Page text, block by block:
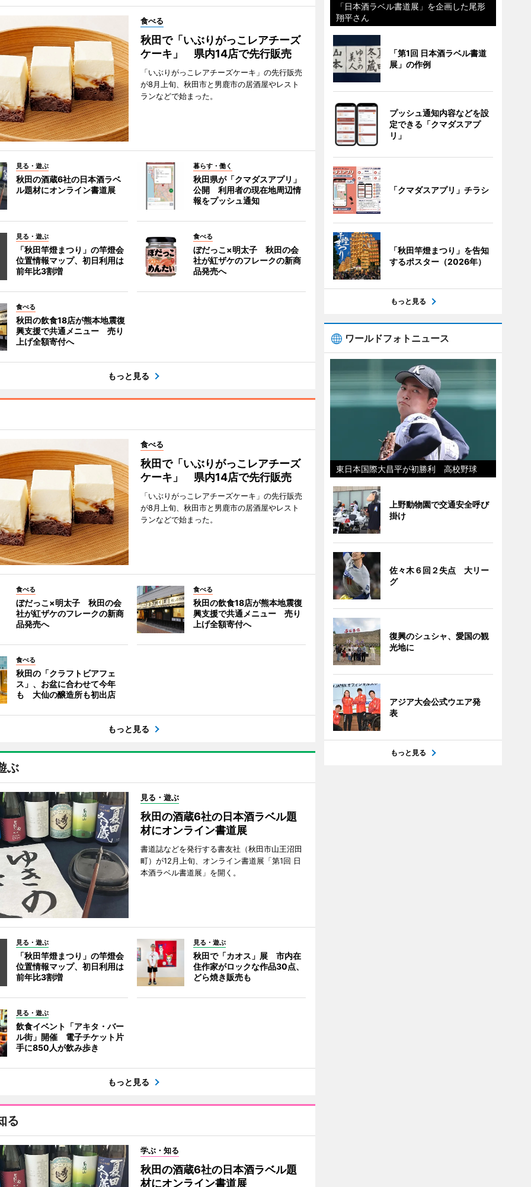
食べる
秋田で「いぶりがっこレアチーズ
ケーキ」 県内14店で先行販売
「いぶりがっこレアチーズケーキ」の先行販売
が8月上旬、秋田市と男鹿市の居酒屋やレスト
ランなどで始まった。
見る・遊ぶ
秋田の酒蔵6社の日本酒ラベ
ル題材にオンライン書道展
暮らす・働く
秋田県が「クマダスアプリ」
公開 利用者の現在地周辺情
報をプッシュ通知
見る・遊ぶ
「秋田竿燈まつり」の竿燈会
位置情報マップ、初日利用は
前年比3割増
食べる
ぼだっこ×明太子 秋田の会
社が紅ザケのフレークの新商
品発売へ
食べる
秋田の飲食18店が熊本地震復
興支援で共通メニュー 売り
上げ全額寄付へ
もっと見る
食べる
秋田で「いぶりがっこレアチーズ
ケーキ」 県内14店で先行販売
「いぶりがっこレアチーズケーキ」の先行販売
が8月上旬、秋田市と男鹿市の居酒屋やレスト
ランなどで始まった。
食べる
ぼだっこ×明太子 秋田の会
社が紅ザケのフレークの新商
品発売へ
食べる
秋田の飲食18店が熊本地震復
興支援で共通メニュー 売り
上げ全額寄付へ
食べる
秋田の「クラフトビアフェ
ス」、お盆に合わせて今年
も 大仙の醸造所も初出店
もっと見る
ぶ
見る・遊ぶ
秋田の酒蔵6社の日本酒ラベル題
材にオンライン書道展
書道誌などを発行する書友社（秋田市山王沼田
町）が12月上旬、オンライン書道展「第1回 日
本酒ラベル書道展」を開く。
見る・遊ぶ
「秋田竿燈まつり」の竿燈会
位置情報マップ、初日利用は
前年比3割増
見る・遊ぶ
秋田で「カオス」展 市内在
住作家がロックな作品30点、
どら焼き販売も
見る・遊ぶ
飲食イベント「アキタ・バー
ル街」開催 電子チケット片
手に850人が飲み歩き
もっと見る
る
学ぶ・知る
秋田の酒蔵6社の日本酒ラベル題
材にオンライン書道展
「日本酒ラベル書道展」を企画した尾形
翔平さん
「第1回 日本酒ラベル書道
展」の作例
プッシュ通知内容などを設
定できる「クマダスアプ
リ」
「クマダスアプリ」チラシ
「秋田竿燈まつり」を告知
するポスター（2026年）
もっと見る
ワールドフォトニュース
東日本国際大昌平が初勝利 高校野球
上野動物園で交通安全呼び
掛け
佐々木６回２失点 大リー
グ
復興のシュシャ、愛国の観
光地に
アジア大会公式ウエア発
表
もっと見る